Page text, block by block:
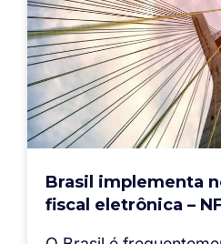
Brasil implementa
fiscal eletrônica –